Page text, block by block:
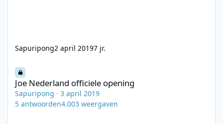
Sapuripong2 april 20197 jr.
Joe Nederland officiele opening
Sapuripong · 3 april 2019
5 antwoorden4.003 weergaven